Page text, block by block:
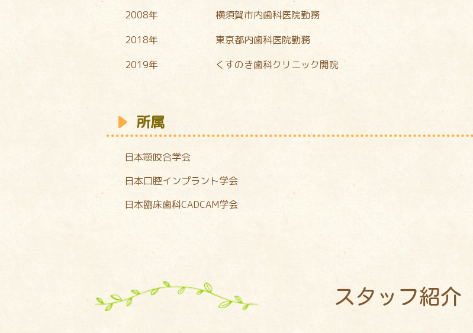
2008年
横須賀市内歯科医院勤務
2018年
東京都内歯科医院勤務
2019年
くすのき歯科クリニック開院
所属
日本顎咬合学会
日本口腔インプラント学会
日本臨床歯科CADCAM学会
スタッフ紹介